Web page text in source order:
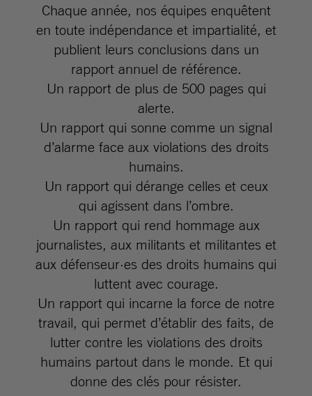
Chaque année, nos équipes enquêtent
en toute indépendance et impartialité, et
publient leurs conclusions dans un
rapport annuel de référence.
Un rapport de plus de 500 pages qui
alerte.
Un rapport qui sonne comme un signal
d’alarme face aux violations des droits
humains.
Un rapport qui dérange celles et ceux
qui agissent dans l’ombre.
Un rapport qui rend hommage aux
journalistes, aux militants et militantes et
aux défenseur·es des droits humains qui
luttent avec courage.
Un rapport qui incarne la force de notre
travail, qui permet d’établir des faits, de
lutter contre les violations des droits
humains partout dans le monde. Et qui
donne des clés pour résister.